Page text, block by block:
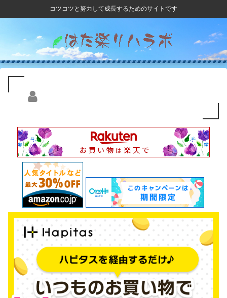
コツコツと努力して成長するためのサイトです